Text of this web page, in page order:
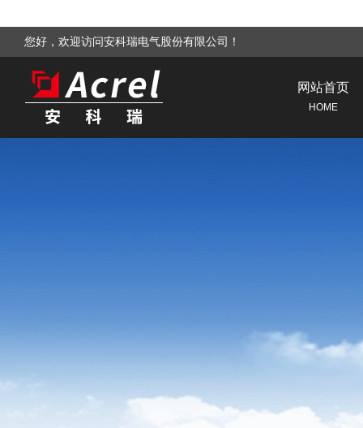
您好，欢迎访问安科瑞电气股份有限公司！
网站首页
HOME